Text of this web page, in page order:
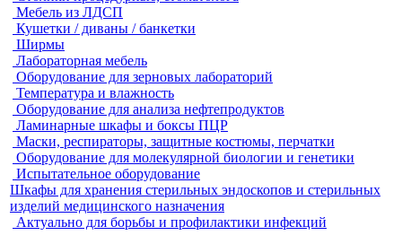
Мебель из ЛДСП
Кушетки / диваны / банкетки
Ширмы
Лабораторная мебель
Оборудование для зерновых лабораторий
Температура и влажность
Оборудование для анализа нефтепродуктов
Ламинарные шкафы и боксы ПЦР
Маски, респираторы, защитные костюмы, перчатки
Оборудование для молекулярной биологии и генетики
Испытательное оборудование
Шкафы для хранения стерильных эндоскопов и стерильных
изделий медицинского назначения
Актуально для борьбы и профилактики инфекций